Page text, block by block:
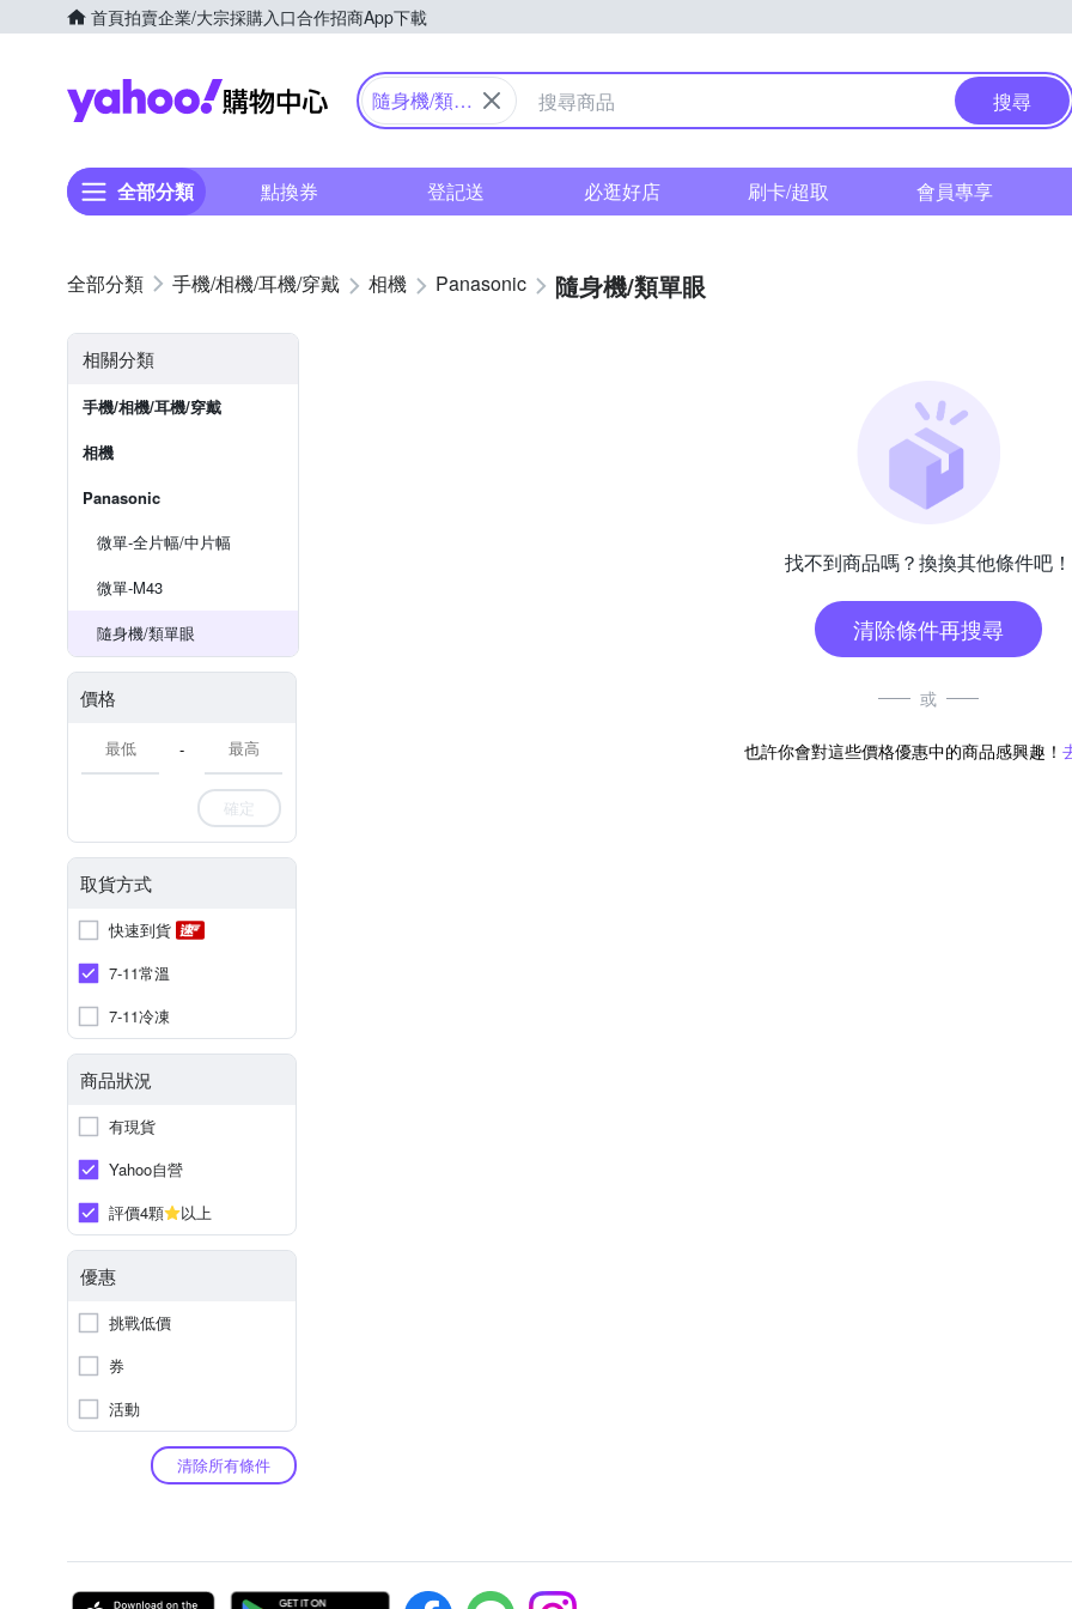
首頁拍賣企業/大宗採購入口合作招商App下載
Yahoo購物中心
隨身機/類單
搜尋
全部分類 點換券 登記送 必逛好店 刷卡/超取 會員專享
手機/相機/耳機/穿戴 相機 Panasonic 隨身機/類單眼
相關分類
手機/相機/耳機/穿戴
相機
Panasonic
微單-全片幅/中片幅
微單-M43
隨身機/類單眼
價格
-
確定
取貨方式
快速到貨
7-11常溫
7-11冷凍
商品狀況
有現貨
Yahoo自營
評價4顆
以上
優惠
挑戰低價
券
活動
清除所有條件
找不到商品嗎？換換其他條件吧！
清除條件再搜尋
或
也許你會對這些價格優惠中的商品感興趣！